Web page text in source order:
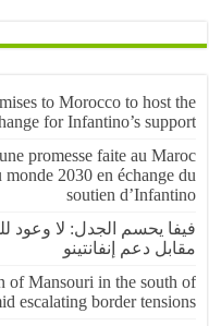
promises to Morocco to
exchange for Infantino’s
Aucune promesse faite au
du monde 2030 en
soutien
دعم إنفانتينو
town of Mansouri in the
amid escalating border